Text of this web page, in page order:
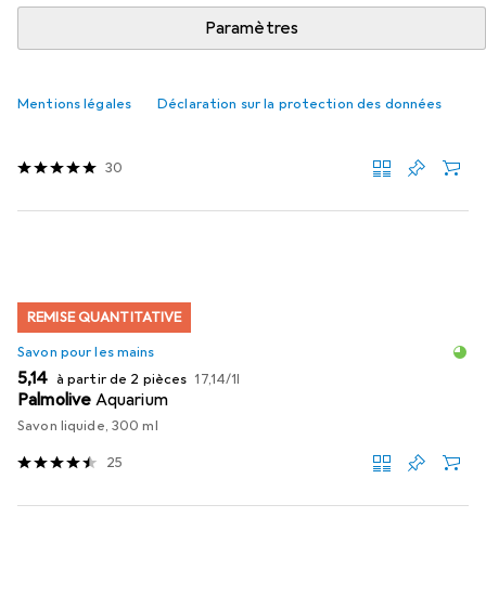
Paramètres
Mentions légales Déclaration sur la protection des données
FroschSavon-crème à la grenade Refill
30
REMISE QUANTITATIVE
Savon pour les mains
EUR
5,14 à partir de 2 pièces EUR
17,14/1l
Palmolive Aquarium
Savon liquide, 300 ml
25